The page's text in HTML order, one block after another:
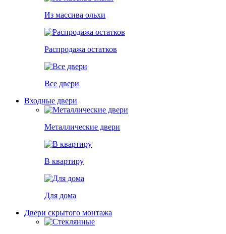
Из массива ольхи
Распродажа остатков
Все двери
Входные двери
Металлические двери
В квартиру
Для дома
Двери скрытого монтажа